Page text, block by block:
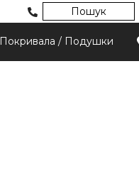
Пошук
Покривала / Подушки